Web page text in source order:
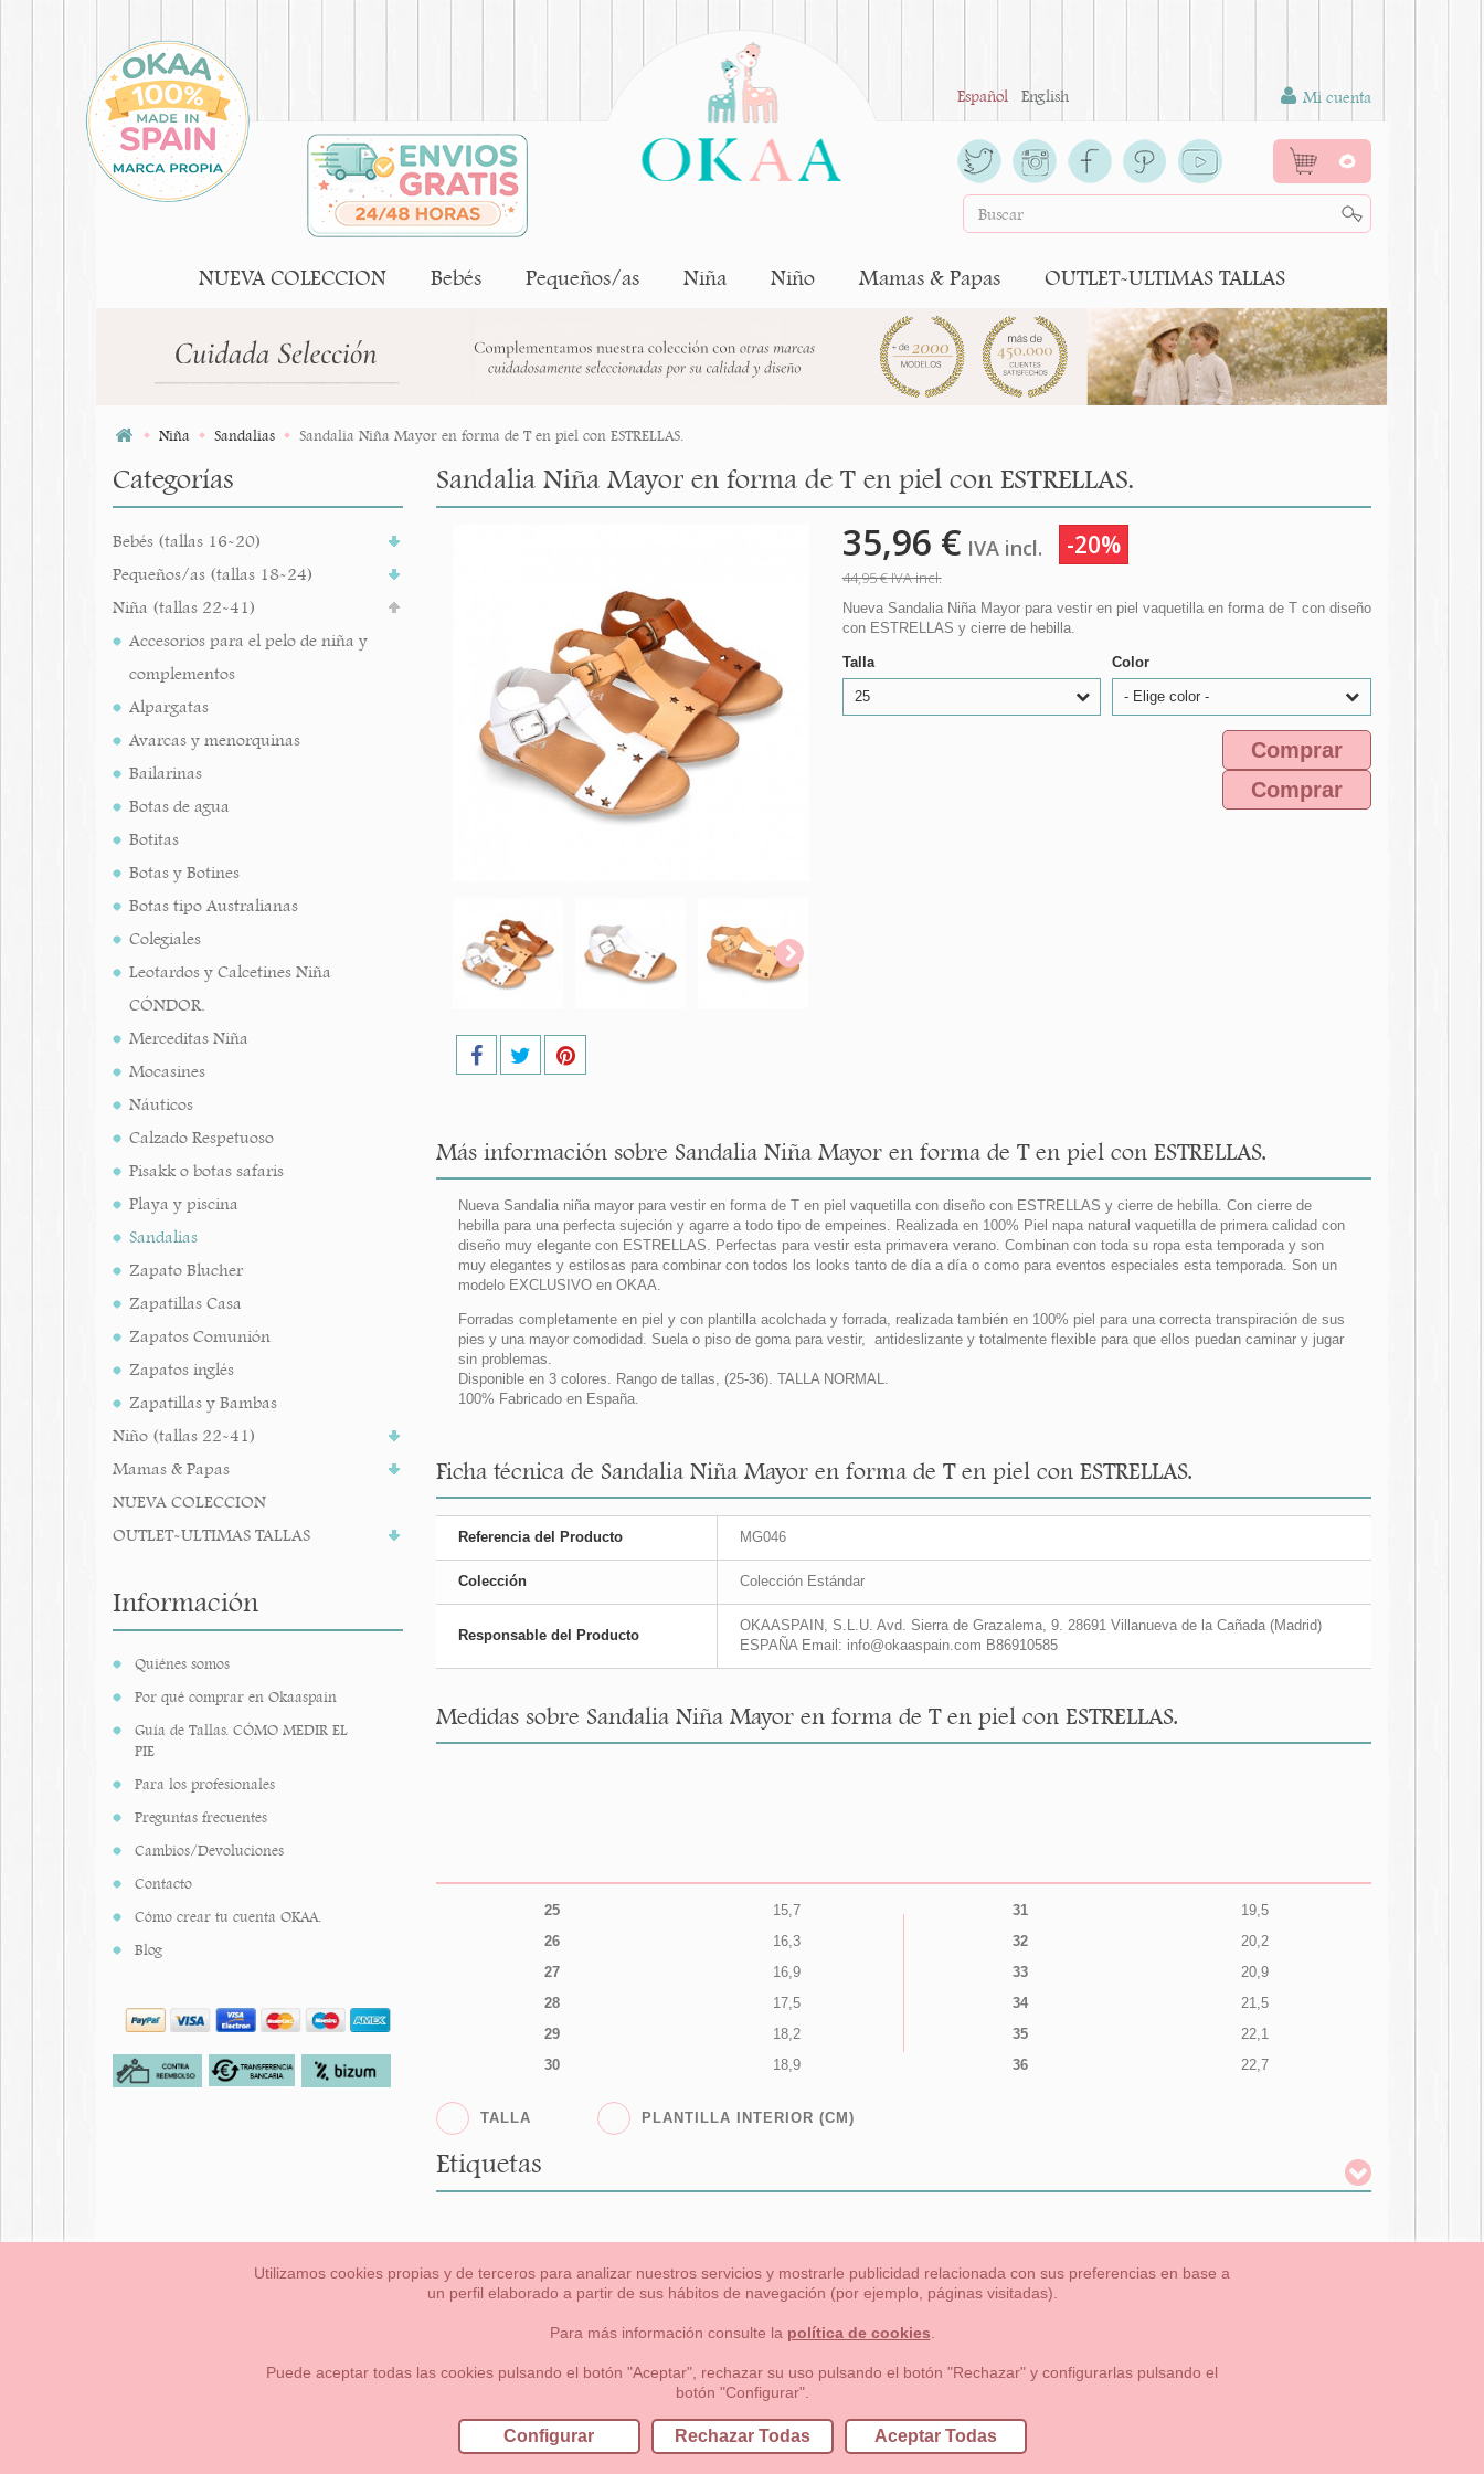
Español English Mi cuenta
0
NUEVA COLECCION Bebés Pequeños/as Niña Niño Mamas & Papas OUTLET-ULTIMAS TALLAS
Niña Sandalias Sandalia Niña Mayor en forma de T en piel con ESTRELLAS.
Categorías
Bebés (tallas 16-20)
Pequeños/as (tallas 18-24)
Niña (tallas 22-41)
Accesorios para el pelo de niña y
complementos
Alpargatas
Avarcas y menorquinas
Bailarinas
Botas de agua
Botitas
Botas y Botines
Botas tipo Australianas
Colegiales
Leotardos y Calcetines Niña
CÓNDOR.
Merceditas Niña
Mocasines
Náuticos
Calzado Respetuoso
Pisakk o botas safaris
Playa y piscina
Sandalias
Zapato Blucher
Zapatillas Casa
Zapatos Comunión
Zapatos inglés
Zapatillas y Bambas
Niño (tallas 22-41)
Mamas & Papas
NUEVA COLECCION
OUTLET-ULTIMAS TALLAS
Información
Quiénes somos
Por qué comprar en Okaaspain
Guía de Tallas. CÓMO MEDIR EL
PIE
Para los profesionales
Preguntas frecuentes
Cambios/Devoluciones
Contacto
Cómo crear tu cuenta OKAA.
Blog
Sandalia Niña Mayor en forma de T en piel con ESTRELLAS.
35,96 € IVA incl. -20%
44,95 €IVA incl.
Nueva Sandalia Niña Mayor para vestir en piel vaquetilla en forma de T con diseño
con ESTRELLAS y cierre de hebilla.
Talla
25
Color
- Elige color -
Comprar
Comprar
Más información sobre Sandalia Niña Mayor en forma de T en piel con ESTRELLAS.
Nueva Sandalia niña mayor para vestir en forma de T en piel vaquetilla con diseño con ESTRELLAS y cierre de hebilla. Con cierre de
hebilla para una perfecta sujeción y agarre a todo tipo de empeines. Realizada en 100% Piel napa natural vaquetilla de primera calidad con
diseño muy elegante con ESTRELLAS. Perfectas para vestir esta primavera verano. Combinan con toda su ropa esta temporada y son
muy elegantes y estilosas para combinar con todos los looks tanto de día a día o como para eventos especiales esta temporada. Son un
modelo EXCLUSIVO en OKAA.
Forradas completamente en piel y con plantilla acolchada y forrada, realizada también en 100% piel para una correcta transpiración de sus
pies y una mayor comodidad. Suela o piso de goma para vestir, antideslizante y totalmente flexible para que ellos puedan caminar y jugar
sin problemas.
Disponible en 3 colores. Rango de tallas, (25-36). TALLA NORMAL.
100% Fabricado en España.
Ficha técnica de Sandalia Niña Mayor en forma de T en piel con ESTRELLAS.
Referencia del Producto MG046
Colección Colección Estándar
Responsable del Producto
OKAASPAIN, S.L.U. Avd. Sierra de Grazalema, 9. 28691 Villanueva de la Cañada (Madrid)
ESPAÑA Email: info@okaaspain.com B86910585
Medidas sobre Sandalia Niña Mayor en forma de T en piel con ESTRELLAS.
25
15,7
26
16,3
27
16,9
28
17,5
29
18,2
30
18,9
31
19,5
32
20,2
33
20,9
34
21,5
35
22,1
36
22,7
TALLA PLANTILLA INTERIOR (CM)
Etiquetas
Pequeños/as Niña Niño Mamas & Papas NUEVA COLECCION OUTLET-ULTIMAS TALLAS
Condiciones generales de compra, formas de pago , política de devoluciones y reembolsos Privacidad
Av. Sierra de Grazalema, nº9 28691 Villanueva de la Cañada Madrid (España)
Utilizamos cookies propias y de terceros para analizar nuestros servicios y mostrarle publicidad relacionada con sus preferencias en base a
un perfil elaborado a partir de sus hábitos de navegación (por ejemplo, páginas visitadas).
Para más información consulte la política de cookies
Puede aceptar todas las cookies pulsando el botón "Aceptar", rechazar su uso pulsando el botón "Rechazar" y configurarlas pulsando el
botón "Configurar".
Configurar Rechazar Todas Aceptar Todas